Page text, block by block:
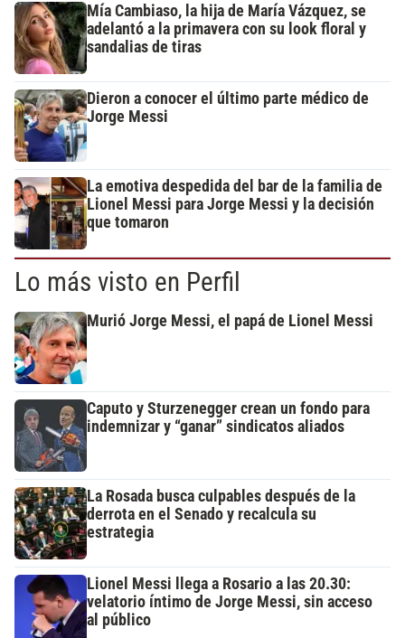
Mía Cambiaso, la hija de María Vázquez, se
adelantó a la primavera con su look floral y
sandalias de tiras
Dieron a conocer el último parte médico de
Jorge Messi
La emotiva despedida del bar de la familia de
Lionel Messi para Jorge Messi y la decisión
que tomaron
Lo más visto en Perfil
Murió Jorge Messi, el papá de Lionel Messi
Caputo y Sturzenegger crean un fondo para
indemnizar y “ganar” sindicatos aliados
La Rosada busca culpables después de la
derrota en el Senado y recalcula su
estrategia
Lionel Messi llega a Rosario a las 20.30:
velatorio íntimo de Jorge Messi, sin acceso
al público